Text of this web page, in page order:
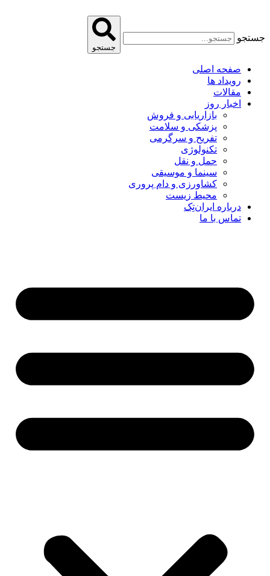
جستجو
جستجو
صفحه اصلی
رویداد ها
مقالات
اخبار روز
بازاریابی و فروش
پزشکی و سلامت
تفریح و سرگرمی
تکنولوژی
حمل و نقل
سینما و موسیقی
کشاورزی و دام پروری
محیط زیست
درباره ایران‌تِک
تماس با ما